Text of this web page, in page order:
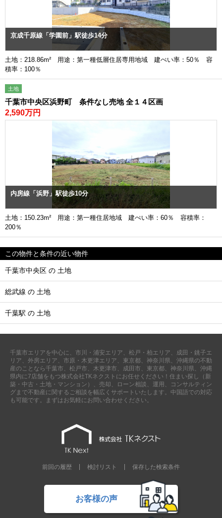
京成千原線「学園前」駅徒歩14分
土地：218.86m² 用途：第一種低層住居専用地域 建ぺい率：50％ 容
積率：100％
土地
千葉市中央区浜野町 条件なし売地 全１４区画
2,590万円
内房線「浜野」駅徒歩10分
土地：150.23m² 用途：第一種住居地域 建ぺい率：60％ 容積率：
200％
この物件と条件の近い物件
千葉市中央区 の 土地
総武線 の 土地
千葉駅 の 土地
千葉市エリアを中心に、市川・浦安エリア、松戸・柏エリア、成田・銚子エ
リア、外房エリア、市原・木更津エリア、東京都、神奈川県、沖縄県の不動
産のことなら千葉市、松戸市、木更津市、成田市、東京都、神奈川県、沖縄
県内に7店舗をもつ株式会社TKネクストにお任せください！住まい探し（新
築・中古・土地・マンション）、売却、ローン相談、運用、コンサルティン
グまで不動産に関するご相談を幅広くサポートいたします。中国語での対応
も可能です。まずはお気軽にお問い合わせください。
前回の履歴 検討リスト 保存した検索条件
お客様の声